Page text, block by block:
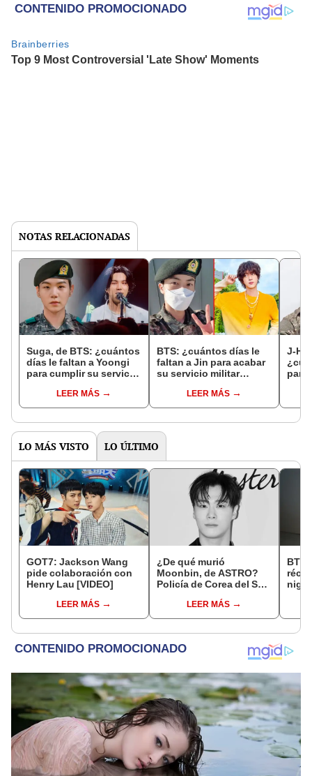
NOTAS RELACIONADAS
Suga, de BTS: ¿cuántos
días le faltan a Yoongi
para cumplir su servicio
LEER MÁS
BTS: ¿cuántos días le
faltan a Jin para acabar
su servicio militar
LEER MÁS
J-
para
LO MÁS VISTO LO ÚLTIMO
GOT7: Jackson Wang
pide colaboración con
Henry Lau [VIDEO]
LEER MÁS
¿De qué murió
Moonbin, de ASTRO?
Policía de Corea del Sur
fallecimiento
LEER MÁS